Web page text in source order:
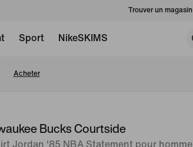
Trouver un magasin
Sport NikeSKIMS
Acheter
Bucks Courtside
Jordan '85 NBA Statement pour homme